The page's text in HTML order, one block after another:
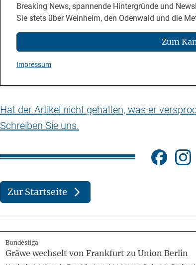
Breaking News, spannende Hintergründe und
Sie stets über Weinheim, den Odenwald und die
Zum
Impressum
Hat der Artikel nicht gehalten, was er
Schreiben Sie uns.
Zur Startseite
Bundesliga
Gräwe wechselt von Frankfurt zu Union Berlin